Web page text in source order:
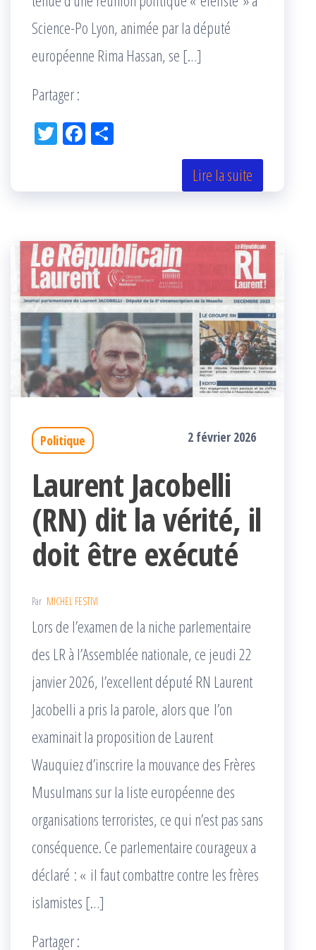
Science-Po Lyon, animée par la député
européenne Rima Hassan, se […]
Partager :
Tw Fac
k r
Lire la suite
Politique 2 février 2026
Laurent Jacobelli
(RN) dit la vérité, il
doit être exécuté
Par MICHEL FESTIVI
Lors de l’examen de la niche parlementaire
des LR à l’Assemblée nationale, ce jeudi 22
janvier 2026, l’excellent député RN Laurent
Jacobelli a pris la parole, alors que l’on
examinait la proposition de Laurent
Wauquiez d’inscrire la mouvance des Frères
Musulmans sur la liste européenne des
organisations terroristes, ce qui n’est pas sans
conséquence. Ce parlementaire courageux a
déclaré : « il faut combattre contre les frères
islamistes […]
Partager :